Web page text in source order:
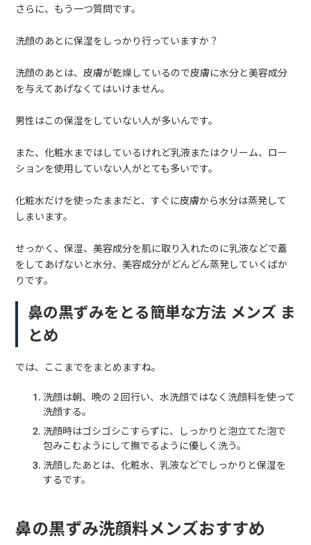
さらに、もう一つ質問です。
洗顔のあとに保湿をしっかり行っていますか？
洗顔のあとは、皮膚が乾燥しているので皮膚に水分と美容成分
を与えてあげなくてはいけません。
男性はこの保湿をしていない人が多いんです。
また、化粧水まではしているけれど乳液またはクリーム、ロー
ションを使用していない人がとても多いです。
化粧水だけを使ったままだと、すぐに皮膚から水分は蒸発して
しまいます。
せっかく、保湿、美容成分を肌に取り入れたのに乳液などで蓋
をしてあげないと水分、美容成分がどんどん蒸発していくばか
りです。
鼻の黒ずみをとる簡単な方法 メンズ ま
とめ
では、ここまでをまとめますね。
洗顔は朝、晩の２回行い、水洗顔ではなく洗顔料を使って
洗顔する。
洗顔時はゴシゴシこすらずに、しっかりと泡立てた泡で
包みこむようにして撫でるように優しく洗う。
洗顔したあとは、化粧水、乳液などでしっかりと保湿を
するです。
鼻の黒ずみ洗顔料メンズおすすめ